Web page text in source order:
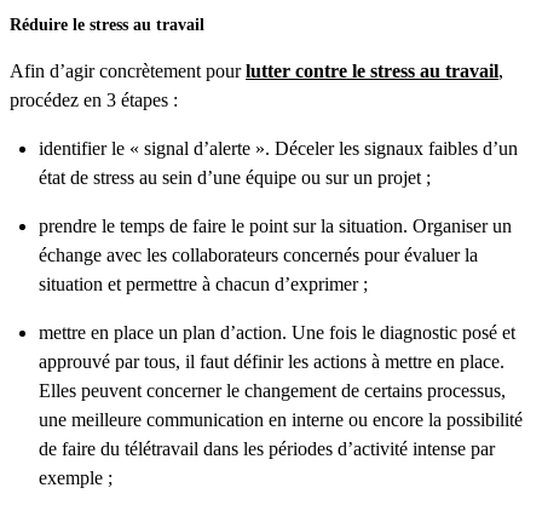
Réduire le stress au travail
Afin d’agir concrètement pourlutter contre le stress au travail,
procédez en 3 étapes :
identifier le « signal d’alerte ». Déceler les signaux faibles d’un
état de stress au sein d’une équipe ou sur un projet ;
prendre le temps de faire le point sur la situation. Organiser un
échange avec les collaborateurs concernés pour évaluer la
situation et permettre à chacun d’exprimer ;
mettre en place un plan d’action. Une fois le diagnostic posé et
approuvé par tous, il faut définir les actions à mettre en place.
Elles peuvent concerner le changement de certains processus,
une meilleure communication en interne ou encore la possibilité
de faire du télétravail dans les périodes d’activité intense par
exemple ;